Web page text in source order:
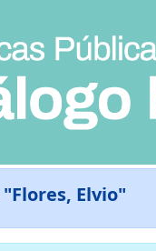
"Flores, Elvio"